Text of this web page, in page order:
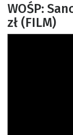
WOŚP:
zł (FILM)